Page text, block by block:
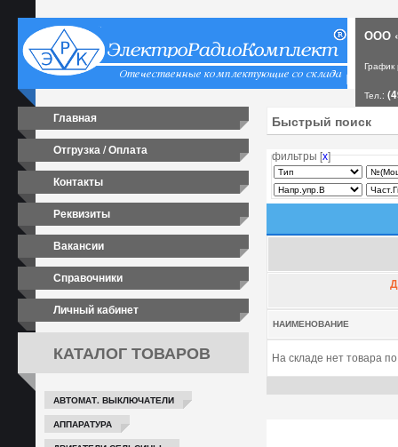
ООО
Тел.:
Главная
Отгрузка / Оплата
Контакты
Реквизиты
Вакансии
Справочники
Личный кабинет
КАТАЛОГ ТОВАРОВ
АВТОМАТ. ВЫКЛЮЧАТЕЛИ
АППАРАТУРА
фильтры [х]
НАИМЕНОВАНИЕ
На складе нет товара